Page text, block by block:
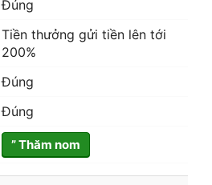
Đúng
Tiền thưởng gửi tiền lên tới
200%
Đúng
Đúng
” Thăm nom